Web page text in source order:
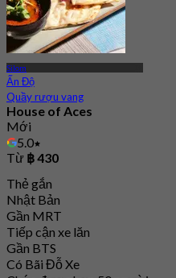
Silom
Ấn Độ
Quầy rượu vang
House of Aces
Mới
5.0
Từ ฿ 430
Thẻ gắn
Nhật Bản
Gần MRT
Tiếp cận xe lăn
Gần BTS
Có Bãi Đỗ Xe